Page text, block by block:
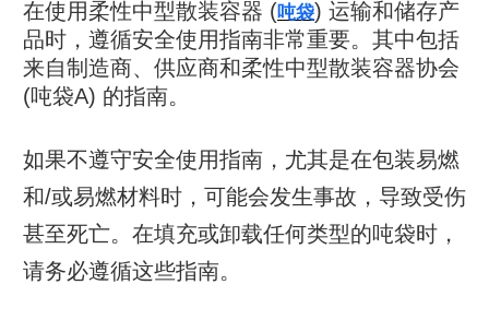
在使用柔性中型散装容器 (吨袋) 运输和储存产
品时，遵循安全使用指南非常重要。其中包括
来自制造商、供应商和柔性中型散装容器协会
(吨袋A) 的指南。
如果不遵守安全使用指南，尤其是在包装易燃
和/或易燃材料时，可能会发生事故，导致受伤
甚至死亡。在填充或卸载任何类型的吨袋时，
请务必遵循这些指南。